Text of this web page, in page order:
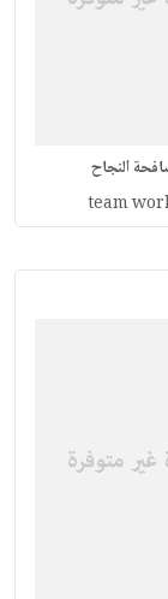
النجاح
team